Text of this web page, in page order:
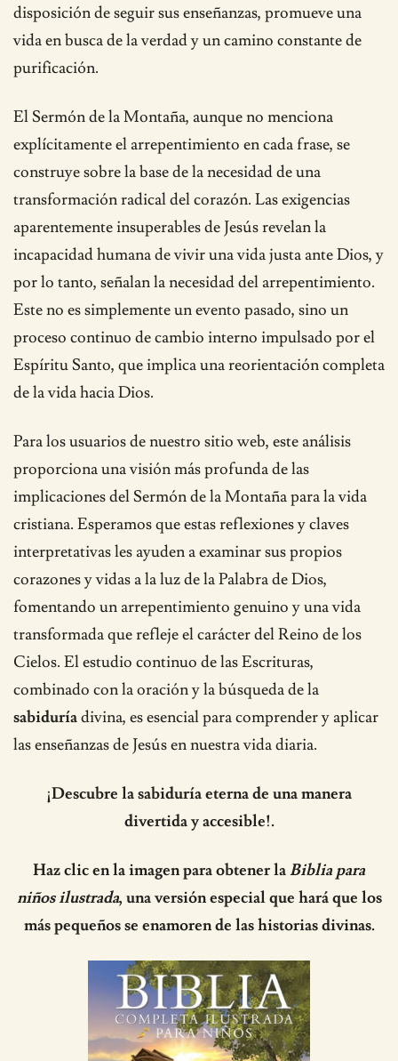
disposición de seguir sus enseñanzas, promueve una
vida en busca de la verdad y un camino constante de
purificación.
El Sermón de la Montaña, aunque no menciona
explícitamente el arrepentimiento en cada frase, se
construye sobre la base de la necesidad de una
transformación radical del corazón. Las exigencias
aparentemente insuperables de Jesús revelan la
incapacidad humana de vivir una vida justa ante Dios, y
por lo tanto, señalan la necesidad del arrepentimiento.
Este no es simplemente un evento pasado, sino un
proceso continuo de cambio interno impulsado por el
Espíritu Santo, que implica una reorientación completa
de la vida hacia Dios.
Para los usuarios de nuestro sitio web, este análisis
proporciona una visión más profunda de las
implicaciones del Sermón de la Montaña para la vida
cristiana. Esperamos que estas reflexiones y claves
interpretativas les ayuden a examinar sus propios
corazones y vidas a la luz de la Palabra de Dios,
fomentando un arrepentimiento genuino y una vida
transformada que refleje el carácter del Reino de los
Cielos. El estudio continuo de las Escrituras,
combinado con la oración y la búsqueda de la
sabiduríadivina, es esencial para comprender y aplicar
las enseñanzas de Jesús en nuestra vida diaria.
¡Descubre la sabiduría eterna de una manera
divertida y accesible!.
Haz clic en la imagen para obtener laBiblia para
niños ilustrada, una versión especial que hará que los
más pequeños se enamoren de las historias divinas.